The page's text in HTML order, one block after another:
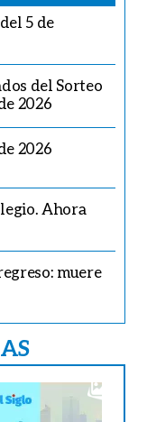
5 de
del Sorteo
2026
2026
Ahora
muere